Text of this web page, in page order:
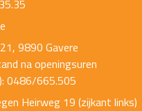
9890 Gavere
na openingsuren
0486/665.505
Heirweg 19 (zijkant links)